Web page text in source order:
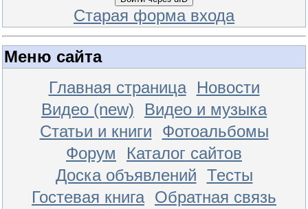
Старая форма входа
Меню сайта
Главная страница
Новости
Видео (new)
Видео и музыка
Статьи и книги
Фотоальбомы
Форум
Каталог сайтов
Доска объявлений Тесты
Гостевая книга Обратная связь